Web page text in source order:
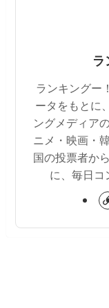
ランキングー
ータをもとに
ングメディア
ニメ・映画・
国の投票者か
に、毎日コ